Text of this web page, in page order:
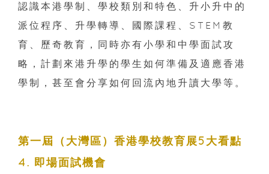
認識本港學制、學校類別和特色、升小升中的
派位程序、升學轉導、國際課程、STEM教
育、歷奇教育，同時亦有小學和中學面試攻
略，計劃來港升學的學生如何準備及適應香港
學制，甚至會分享如何回流內地升讀大學等。
第一屆（大灣區）香港學校教育展5大看點
4. 即場面試機會